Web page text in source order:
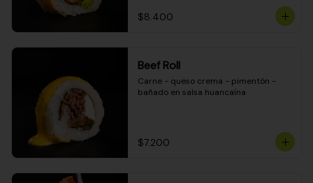
$8.400
Beef Roll
Carne - queso crema - pimentón -
bañado en salsa huancaína
$7.200